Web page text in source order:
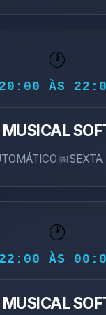
🕐
20:00 ÀS
MUSICAL
📅SEXTA
🕐
22:00 ÀS
MUSICAL